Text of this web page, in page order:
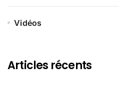
Vidéos
Articles récents